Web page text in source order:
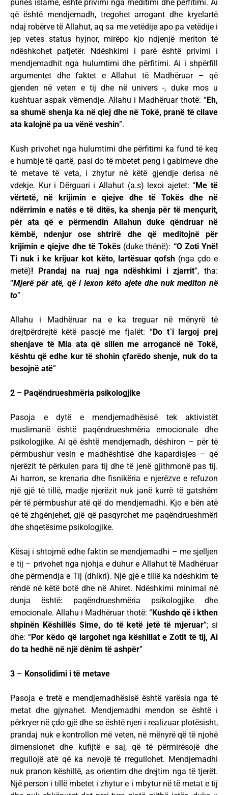
punës islame, është privimi nga meditimi dhe përfitimi. Ai
që është mendjemadh, tregohet arrogant dhe kryelartë
ndaj robërve të Allahut, aq sa me vetëdije apo pa vetëdije i
jep vetes status hyjnor, mirëpo kjo ndjenjë meriton të
ndëshkohet patjetër. Ndëshkimi i parë është privimi i
mendjemadhit nga hulumtimi dhe përfitimi. Ai i shpërfill
argumentet dhe faktet e Allahut të Madhëruar – që
gjenden në veten e tij dhe në univers -, duke mos u
kushtuar aspak vëmendje. Allahu i Madhëruar thotë: “Eh,
sa shumë shenja ka në qiej dhe në Tokë, pranë të cilave
ata kalojnë pa ua vënë veshin”.
Kush privohet nga hulumtimi dhe përfitimi ka fund të keq
e humbje të qartë, pasi do të mbetet peng i gabimeve dhe
të metave të veta, i zhytur në këtë gjendje derisa në
vdekje. Kur i Dërguari i Allahut (a.s) lexoi ajetet: “Me të
vërtetë, në krijimin e qiejve dhe të Tokës dhe në
ndërrimin e natës e të ditës, ka shenja për të mençurit,
për ata që e përmendin Allahun duke qëndruar në
këmbë, ndenjur ose shtrirë dhe që meditojnë për
krijimin e qiejve dhe të Tokës (duke thënë): “O Zoti Ynë!
Ti nuk i ke krijuar kot këto, lartësuar qofsh (nga çdo e
metë)! Prandaj na ruaj nga ndëshkimi i zjarrit”, tha:
“Mjerë për atë, që i lexon këto ajete dhe nuk mediton në
to”
Allahu i Madhëruar na e ka treguar në mënyrë të
drejtpërdrejtë këtë pasojë me fjalët: “Do t`i largoj prej
shenjave të Mia ata që sillen me arrogancë në Tokë,
kështu që edhe kur të shohin çfarëdo shenje, nuk do ta
besojnë atë”
2 – Paqëndrueshmëria psikologjike
Pasoja e dytë e mendjemadhësisë tek aktivistët
muslimanë është paqëndrueshmëria emocionale dhe
psikologjike. Ai që është mendjemadh, dëshiron – për të
përmbushur vesin e madhështisë dhe kapardisjes – që
njerëzit të përkulen para tij dhe të jenë gjithmonë pas tij.
Ai harron, se krenaria dhe fisnikëria e njerëzve e refuzon
një gjë të tillë, madje njerëzit nuk janë kurrë të gatshëm
për të përmbushur atë që do mendjemadhi. Kjo e bën atë
që të zhgënjehet, gjë që pasqyrohet me paqëndrueshmëri
dhe shqetësime psikologjike.
Kësaj i shtojmë edhe faktin se mendjemadhi – me sjelljen
e tij – privohet nga njohja e duhur e Allahut të Madhëruar
dhe përmendja e Tij (dhikri). Një gjë e tillë ka ndëshkim të
rëndë në këtë botë dhe në Ahiret. Ndëshkimi minimal në
dunja është: paqëndrueshmëria psikologjike dhe
emocionale. Allahu i Madhëruar thotë: “Kushdo që i kthen
shpinën Këshillës Sime, do të ketë jetë të mjeruar”; si
dhe: “Por këdo që largohet nga këshillat e Zotit të tij, Ai
do ta hedhë në një dënim të ashpër”
3 – Konsolidimi i të metave
Pasoja e tretë e mendjemadhësisë është varësia nga të
metat dhe gjynahet. Mendjemadhi mendon se është i
përkryer në çdo gjë dhe se është njeri i realizuar plotësisht,
prandaj nuk e kontrollon më veten, në mënyrë që të njohë
dimensionet dhe kufijtë e saj, që të përmirësojë dhe
rregullojë atë që ka nevojë të rregullohet. Mendjemadhi
nuk pranon këshillë, as orientim dhe drejtim nga të tjerët.
Një person i tillë mbetet i zhytur e i mbytur në të metat e tij